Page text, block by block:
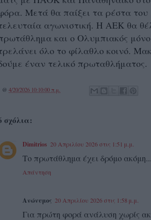
Μετά θα παίξει τα ρέστα
αγωνιστική. Η ΑΕΚ θα
και ο Ολυμπιακός
όλο το φίλαθλο κοινό.
έναν τελικό πρωταθλήματος.
@ 4/20/2026 10:10:00 π.μ.
σχόλια:
Dimitrios 20 Απριλίου 2026 στις 1:51 μ.μ.
Το πρωτάθλημα έχει δρόμο
Απάντηση
Ανώνυμος 20 Απριλίου 2026 στις 1:58 μ.μ.
Για πρώτη φορά ανάλυση χωρίς